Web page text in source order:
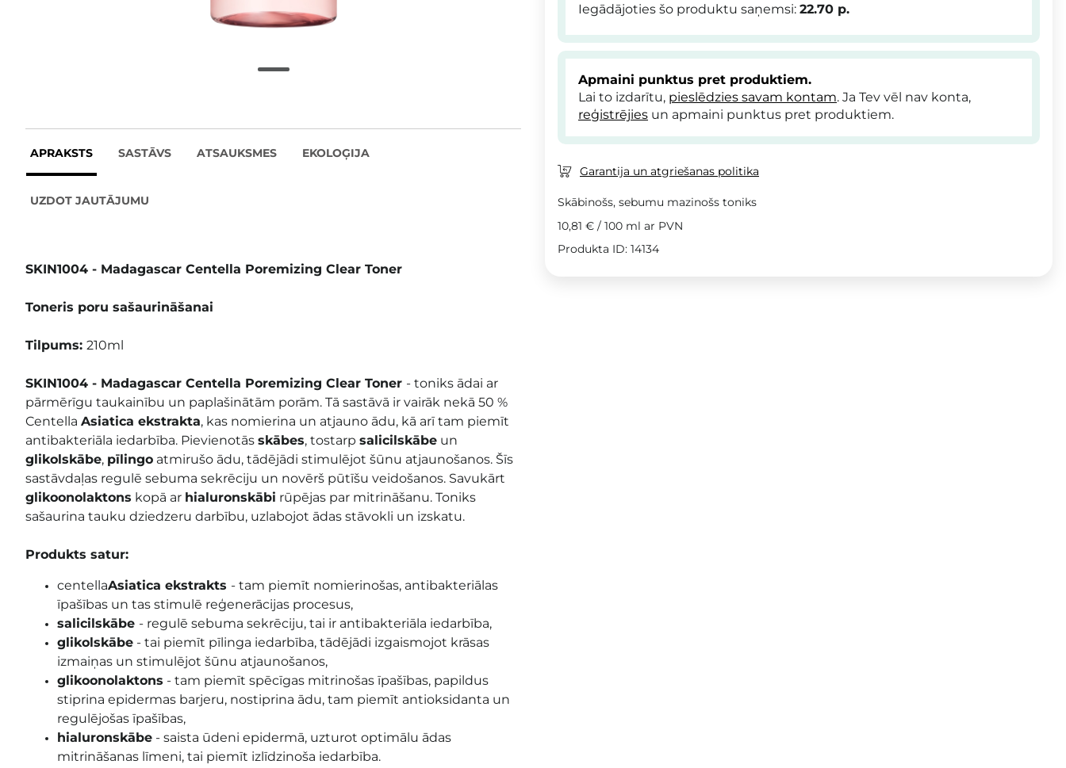
APRAKSTS SASTĀVS ATSAUKSMES EKOLOĢIJA
UZDOT JAUTĀJUMU
SKIN1004 - Madagascar Centella Poremizing Clear Toner
Toneris poru sašaurināšanai
Tilpums: 210ml
SKIN1004 - Madagascar Centella Poremizing Clear Toner - toniks ādai ar
pārmērīgu taukainību un paplašinātām porām. Tā sastāvā ir vairāk nekā 50 %
Centella Asiatica ekstrakta, kas nomierina un atjauno ādu, kā arī tam piemīt
antibakteriāla iedarbība. Pievienotās skābes, tostarp salicilskābe un
glikolskābe, pīlingo atmirušo ādu, tādējādi stimulējot šūnu atjaunošanos. Šīs
sastāvdaļas regulē sebuma sekrēciju un novērš pūtīšu veidošanos. Savukārt
glikoonolaktons kopā ar hialuronskābi rūpējas par mitrināšanu. Toniks
sašaurina tauku dziedzeru darbību, uzlabojot ādas stāvokli un izskatu.
Produkts satur:
centellaAsiatica ekstrakts - tam piemīt nomierinošas, antibakteriālas
īpašības un tas stimulē reģenerācijas procesus,
salicilskābe - regulē sebuma sekrēciju, tai ir antibakteriāla iedarbība,
glikolskābe - tai piemīt pīlinga iedarbība, tādējādi izgaismojot krāsas
izmaiņas un stimulējot šūnu atjaunošanos,
glikoonolaktons - tam piemīt spēcīgas mitrinošas īpašības, papildus
stiprina epidermas barjeru, nostiprina ādu, tam piemīt antioksidanta un
regulējošas īpašības,
hialuronskābe - saista ūdeni epidermā, uzturot optimālu ādas
mitrināšanas līmeni, tai piemīt izlīdzinoša iedarbība.
Iegādājoties šo produktu saņemsi: 22.70 p.
Apmaini punktus pret produktiem.
Lai to izdarītu, pieslēdzies savam kontam. Ja Tev vēl nav konta,
reģistrējies un apmaini punktus pret produktiem.
Garantija un atgriešanas politika
Skābinošs, sebumu mazinošs toniks
10,81 € / 100 ml ar PVN
Produkta ID: 14134